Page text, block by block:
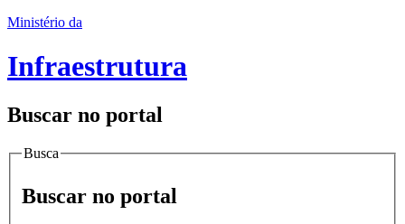
Ministério da
Infraestrutura
Buscar no portal
Busca
Buscar no portal